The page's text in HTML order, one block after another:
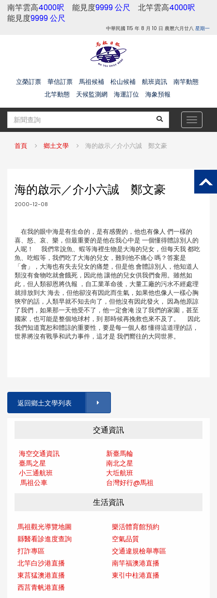
南竿雲高4000呎 能見度9999 公尺 北竿雲高4000呎
能見度9999 公尺
中華民國 115 年 8 月 10 日 農曆六月廿八 星期一
立榮訂票 華信訂票 馬祖候補 松山候補 航班資訊
南竿動態
北竿動態
天候監測網 海運訂位 海象預報
Toggle
首頁 鄉土文學 海的啟示／介小六誠 鄭文豪
海的啟示／介小六誠 鄭文豪
2000-12-08
在我的眼中海是有生命的，是有感覺的，他也有像人 們一樣的
喜、怒、哀、樂，但最重要的是他在我心中是 一個懂得體諒別人的
人呢！ 我們常說魚、蝦等海裡生物是大海的兒女，但每天我 都吃
魚、吃蝦等，我們吃了大海的兒女，難到他不痛心 嗎？答案是
「會」，大海也有失去兒女的痛楚，但是他 會體諒別人，他知道人
類沒有食物吃就會餓死，因此他 讓他的兒女供我們食用。雖然如
此，但人類卻恩將仇報 ，自工業革命後，大量工廠的污水不經處理
就排放到大 海去，但他卻沒有因此而生氣，如果他也像人一樣心胸
狹窄的話，人類早就不知去向了，但他沒有因此發火， 因為他原諒
了我們，如果那一天他受不了，他一定會淹 沒了我們的家園，甚至
國家，也可能是整個地球村，到 那時候再挽救也來不及了。 因此
我們知道寬恕和體諒的重要性，要是每一個人都 懂得這道理的話，
世界將沒有戰爭和武力事件，這才是 我們嚮往的大同世界。
返回鄉土文學列表
交通資訊
海空交通資訊
新臺馬輪
臺馬之星
南北之星
小三通航班
大坵航班
馬祖公車
台灣好行@馬祖
生活資訊
馬祖觀光導覽地圖
樂活體育館預約
縣醫看診進度查詢
空氣品質
打詐專區
交通違規檢舉專區
北竿白沙港直播
南竿福澳港直播
東莒猛澳港直播
東引中柱港直播
西莒青帆港直播